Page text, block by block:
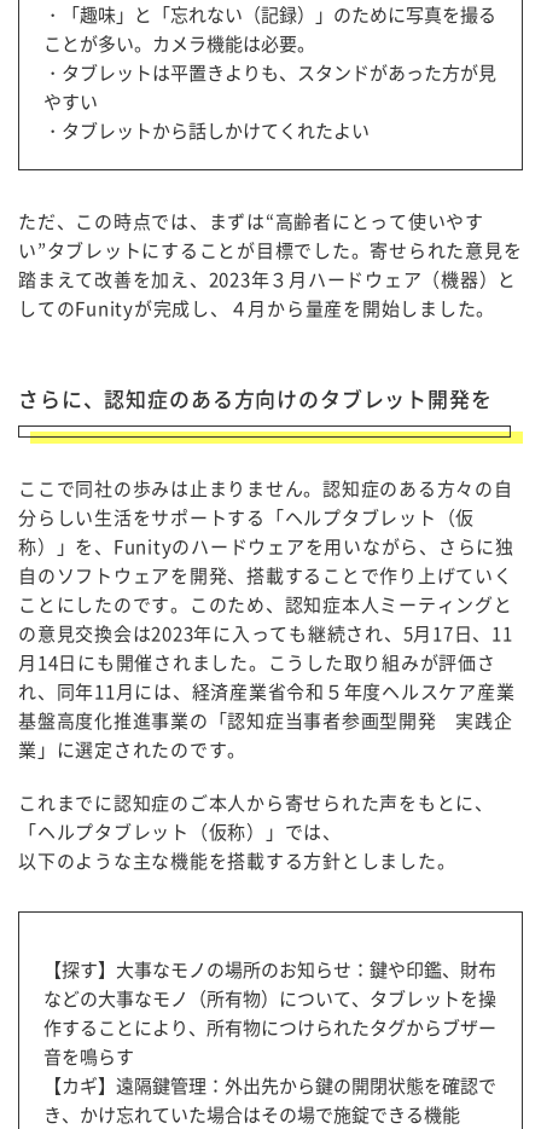
・「趣味」と「忘れない（記録）」のために写真を撮る
ことが多い。カメラ機能は必要。
・タブレットは平置きよりも、スタンドがあった方が見
やすい
・タブレットから話しかけてくれたよい
ただ、この時点では、まずは“高齢者にとって使いやす
い”タブレットにすることが目標でした。寄せられた意見を
踏まえて改善を加え、2023年３月ハードウェア（機器）と
してのFunityが完成し、４月から量産を開始しました。
さらに、認知症のある方向けのタブレット開発を
ここで同社の歩みは止まりません。認知症のある方々の自
分らしい生活をサポートする「ヘルプタブレット（仮
称）」を、Funityのハードウェアを用いながら、さらに独
自のソフトウェアを開発、搭載することで作り上げていく
ことにしたのです。このため、認知症本人ミーティングと
の意見交換会は2023年に入っても継続され、5月17日、11
月14日にも開催されました。こうした取り組みが評価さ
れ、同年11月には、経済産業省令和５年度ヘルスケア産業
基盤高度化推進事業の「認知症当事者参画型開発 実践企
業」に選定されたのです。
これまでに認知症のご本人から寄せられた声をもとに、
「ヘルプタブレット（仮称）」では、
以下のような主な機能を搭載する方針としました。
【探す】大事なモノの場所のお知らせ：鍵や印鑑、財布
などの大事なモノ（所有物）について、タブレットを操
作することにより、所有物につけられたタグからブザー
音を鳴らす
【カギ】遠隔鍵管理：外出先から鍵の開閉状態を確認で
き、かけ忘れていた場合はその場で施錠できる機能